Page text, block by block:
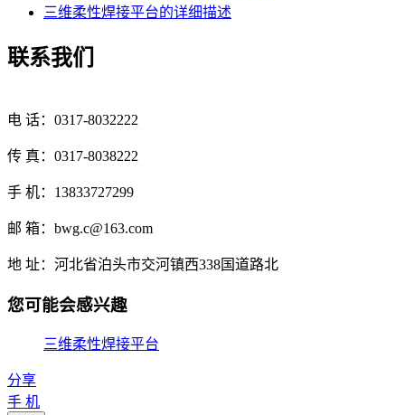
三维柔性焊接平台的详细描述
联系我们
电 话：0317-8032222
传 真：0317-8038222
手 机：13833727299
邮 箱：bwg.c@163.com
地 址：河北省泊头市交河镇西338国道路北
您可能会感兴趣
三维柔性焊接平台
分享
手 机